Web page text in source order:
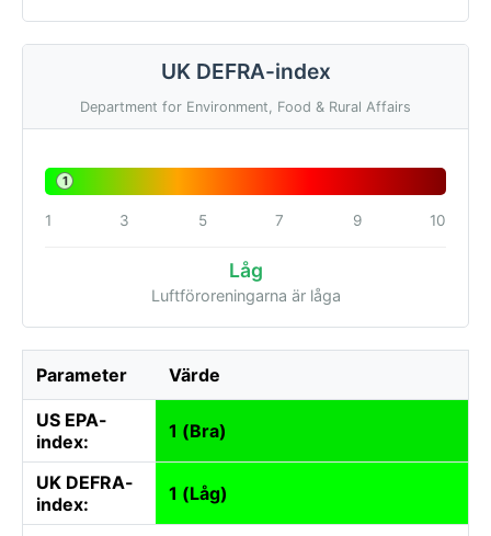
UK DEFRA-index
Department for Environment, Food & Rural Affairs
1
1 3 5 7 9 10
Låg
Luftföroreningarna är låga
Parameter Värde
US EPA-
index:
1 (Bra)
UK DEFRA-
index:
1 (Låg)